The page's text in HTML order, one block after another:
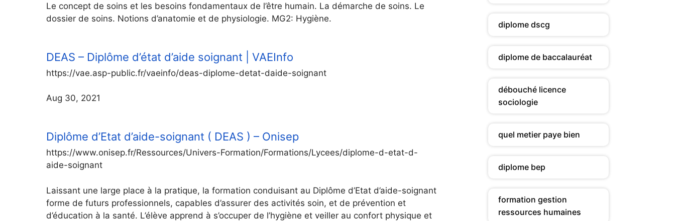
Le concept de soins et les besoins fondamentaux de l’être humain. La démarche de soins. Le
dossier de soins. Notions d’anatomie et de physiologie. MG2: Hygiène.
DEAS – Diplôme d’état d’aide soignant | VAEInfo
https://vae.asp-public.fr/vaeinfo/deas-diplome-detat-daide-soignant
Aug 30, 2021
Diplôme d’Etat d’aide-soignant ( DEAS ) – Onisep
https://www.onisep.fr/Ressources/Univers-Formation/Formations/Lycees/diplome-d-etat-d-
aide-soignant
Laissant une large place à la pratique, la formation conduisant au Diplôme d’Etat d’aide-soignant
forme de futurs professionnels, capables d’assurer des activités soin, et de prévention et
d’éducation à la santé. L’élève apprend à s’occuper de l’hygiène et veiller au confort physique et
diplome dscg
diplome de baccalauréat
débouché licence
sociologie
quel metier paye bien
diplome bep
formation gestion
ressources humaines